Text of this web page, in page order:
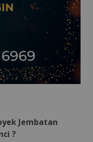
Jembatan
?